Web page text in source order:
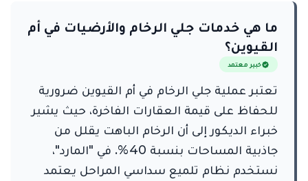
ما هي خدمات جلي الرخام والأرضيات في أم
القيوين؟
خبير معتمد
تعتبر عملية جلي الرخام في أم القيوين ضرورية
للحفاظ على قيمة العقارات الفاخرة، حيث يشير
خبراء الديكور إلى أن الرخام الباهت يقلل من
جاذبية المساحات بنسبة 40%. في "المارد"،
نستخدم نظام تلميع سداسي المراحل يعتمد